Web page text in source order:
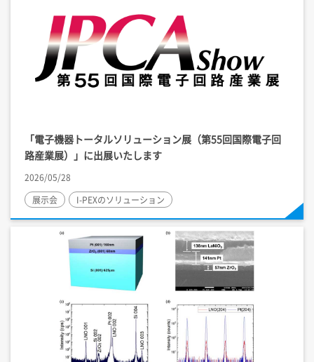
「電子機器トータルソリューション展（第55回国際電子回
路産業展）」に出展いたします
2026/05/28
展示会
I-PEXのソリューション